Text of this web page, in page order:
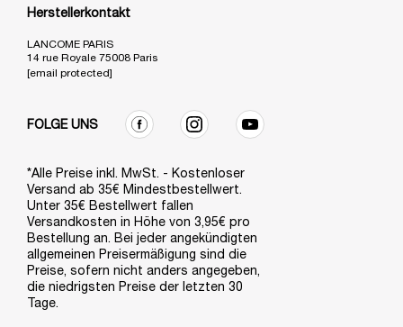
Herstellerkontakt
LANCOME PARIS
14 rue Royale 75008 Paris
[email protected]
FOLGE UNS
*Alle Preise inkl. MwSt. - Kostenloser
Versand ab 35€ Mindestbestellwert.
Unter 35€ Bestellwert fallen
Versandkosten in Höhe von 3,95€ pro
Bestellung an. Bei jeder angekündigten
allgemeinen Preisermäßigung sind die
Preise, sofern nicht anders angegeben,
die niedrigsten Preise der letzten 30
Tage.